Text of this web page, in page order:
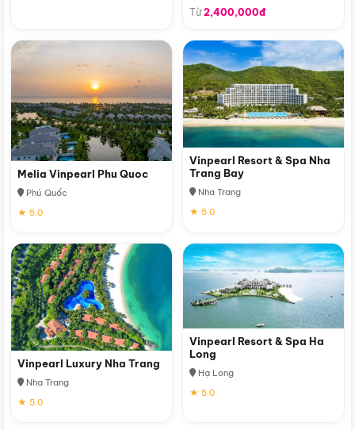
Từ2,400,000đ
Melia Vinpearl Phu Quoc
Phú Quốc
★ 5.0
Vinpearl Resort & Spa Nha
Trang Bay
Nha Trang
★ 5.0
Vinpearl Luxury Nha Trang
Nha Trang
★ 5.0
Vinpearl Resort & Spa Ha
Long
Hạ Long
★ 5.0